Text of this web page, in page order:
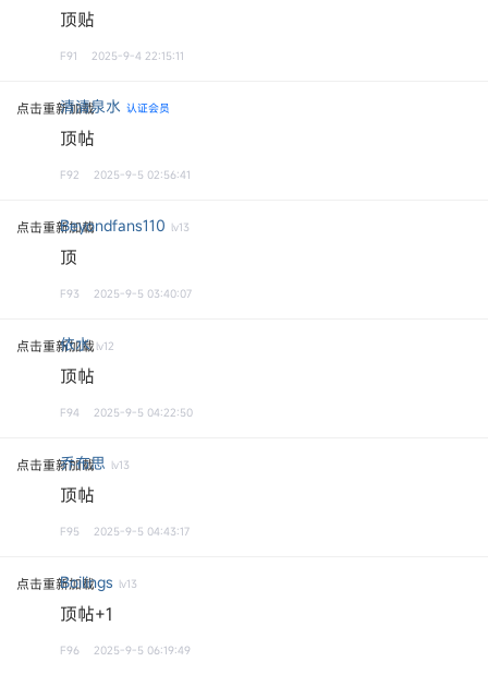
顶贴
F91 2025-9-4 22:15:11
点击重新加载
清清泉水 认证会员
顶帖
F92 2025-9-5 02:56:41
点击重新加载Beyondfans110 lv13
顶
F93 2025-9-5 03:40:07
点击重新加载
依水 lv12
顶帖
F94 2025-9-5 04:22:50
点击重新加载
乔布思 lv13
顶帖
F95 2025-9-5 04:43:17
点击重新加载
Boilings lv13
顶帖+1
F96 2025-9-5 06:19:49